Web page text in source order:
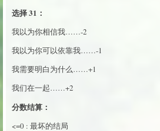
选择 31：
我以为你相信我……-2
我以为你可以依靠我……-1
我需要明白为什么……+1
我们在一起……+2
分数结算：
<=0 : 最坏的结局